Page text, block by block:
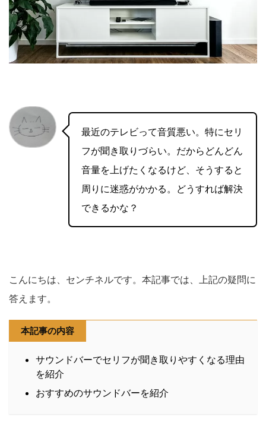
最近のテレビって音質悪い。特にセリ
フが聞き取りづらい。だからどんどん
音量を上げたくなるけど、そうすると
周りに迷惑がかかる。どうすれば解決
できるかな？
こんにちは、センチネルです。本記事では、上記の疑問に
答えます。
本記事の内容
サウンドバーでセリフが聞き取りやすくなる理由
を紹介
おすすめのサウンドバーを紹介